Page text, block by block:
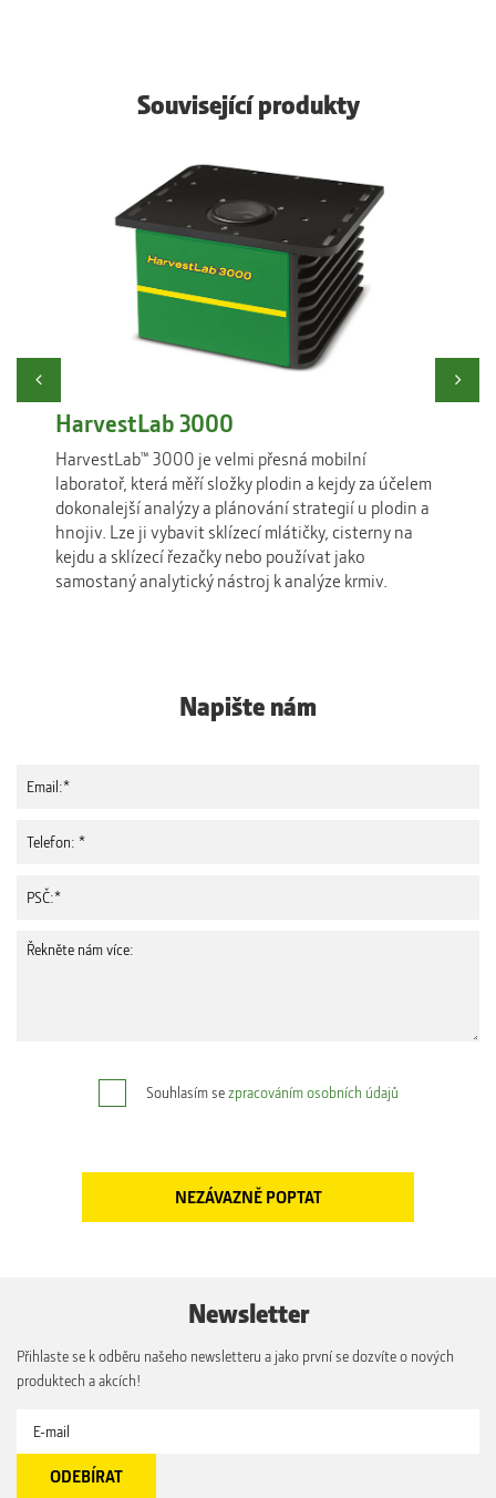
Související produkty
HarvestLab 3000
HarvestLab™ 3000 je velmi přesná mobilní
laboratoř, která měří složky plodin a kejdy za účelem
dokonalejší analýzy a plánování strategií u plodin a
hnojiv. Lze ji vybavit sklízecí mlátičky, cisterny na
kejdu a sklízecí řezačky nebo používat jako
samostaný analytický nástroj k analýze krmiv.
Napište nám
Souhlasím sezpracováním osobních údajů
Newsletter
Přihlaste se k odběru našeho newsletteru a jako první se dozvíte o nových
produktech a akcích!